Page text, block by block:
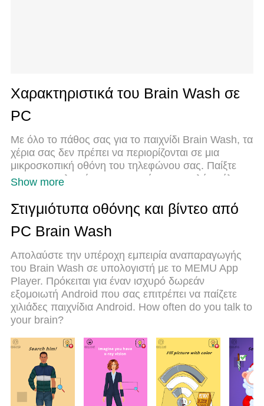
Χαρακτηριστικά του Brain Wash σε
PC
Με όλο το πάθος σας για το παιχνίδι Brain Wash, τα
χέρια σας δεν πρέπει να περιορίζονται σε μια
μικροσκοπική οθόνη του τηλεφώνου σας. Παίξτε
σαν επαγγελματίας και αποκτήστε τον πλήρη έλεγχο
MEmu σας προσφέρει όλα όσα περιμένετε.
Κατεβάστε και παίξτε Brain Wash σε υπολογιστή.
Παίξτε όσο θέλετε, χωρίς άλλους περιορισμούς
ενοχλητικών κλήσεων. Το ολοκαίνουργιο MEmu 9
είναι η καλύτερη επιλογή για να παίξετε Brain Wash
σε υπολογιστή. Ετοιμασμένο με την εμπειρία μας,
το εξαιρετικό σύστημα προκαθορισμένης
αντιστοίχισης πλήκτρων καθιστά το Brain Wash ένα
πραγματικό παιχνίδι υπολογιστή. Ο διαχειριστής
το παιχνίδι με 2 ή περισσότερους λογαριασμούς
στην ίδια συσκευή. Και το πιο σημαντικό, η
αποκλειστική μηχανή εξομοίωσης μας μπορεί να
απελευθερώσει πλήρως τις δυνατότητες του
υπολογιστή σας, κάνοντας τα πάντα ομαλά.
Show more
Στιγμιότυπα οθόνης και βίντεο από
PC Brain Wash
Απολαύστε την υπέροχη εμπειρία αναπαραγωγής
του Brain Wash σε υπολογιστή με το MEMU App
Player. Πρόκειται για έναν ισχυρό δωρεάν
εξομοιωτή Android που σας επιτρέπει να παίζετε
χιλιάδες παιχνίδια Android. How often do you talk to
your brain?